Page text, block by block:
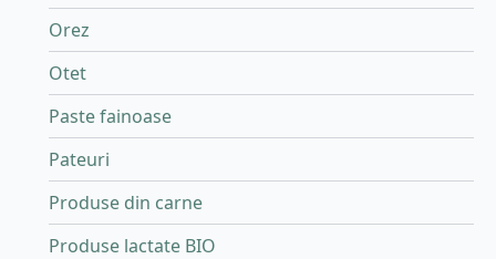
Orez
Otet
Paste fainoase
Pateuri
Produse din carne
Produse lactate BIO